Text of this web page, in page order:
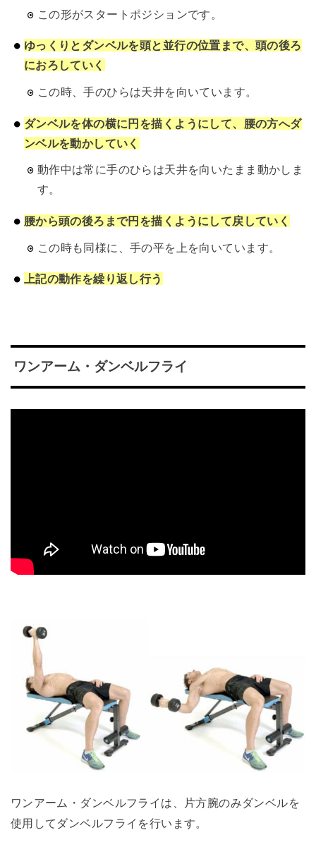
この形がスタートポジションです。
ゆっくりとダンベルを頭と並行の位置まで、頭の後ろ
におろしていく
この時、手のひらは天井を向いています。
ダンベルを体の横に円を描くようにして、腰の方へダ
ンベルを動かしていく
動作中は常に手のひらは天井を向いたまま動かしま
す。
腰から頭の後ろまで円を描くようにして戻していく
この時も同様に、手の平を上を向いています。
上記の動作を繰り返し行う
ワンアーム・ダンベルフライ
ワンアーム・ダンベルフライは、片方腕のみダンベルを
使用してダンベルフライを行います。